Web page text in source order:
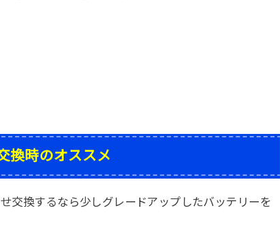
換時のオススメ
交換するなら少しグレードアップしたバッテリーを